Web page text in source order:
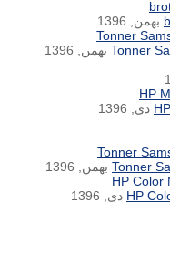
بهمن, 1396
بهمن, 1396
دی, 1396
بهمن, 1396
دی, 1396